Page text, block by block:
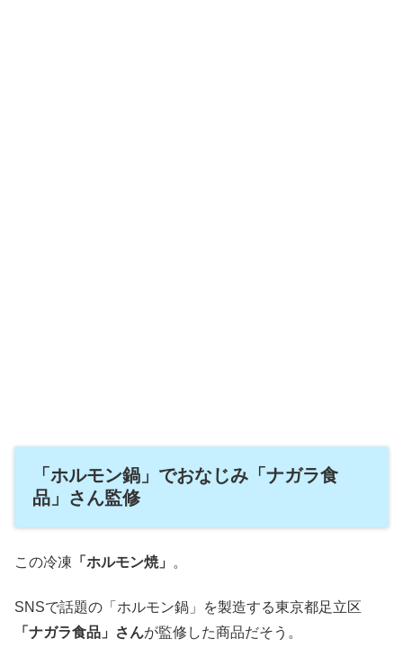
「ホルモン鍋」でおなじみ「ナガラ食
品」さん監修
この冷凍 「ホルモン焼」 。
SNSで話題の「ホルモン鍋」を製造する東京都足立区
「ナガラ食品」さんが監修した商品だそう。